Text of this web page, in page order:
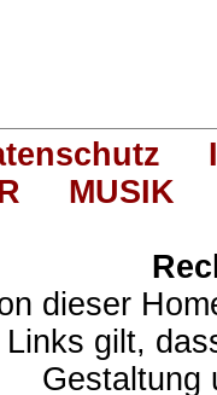
MUSIK
dieser
gilt,
Gestaltung